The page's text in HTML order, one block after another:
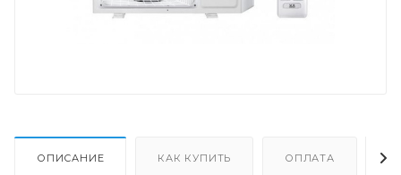
ОПИСАНИЕ КАК КУПИТЬ ОПЛАТА